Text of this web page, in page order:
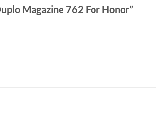
Magazine 762 For Honor”